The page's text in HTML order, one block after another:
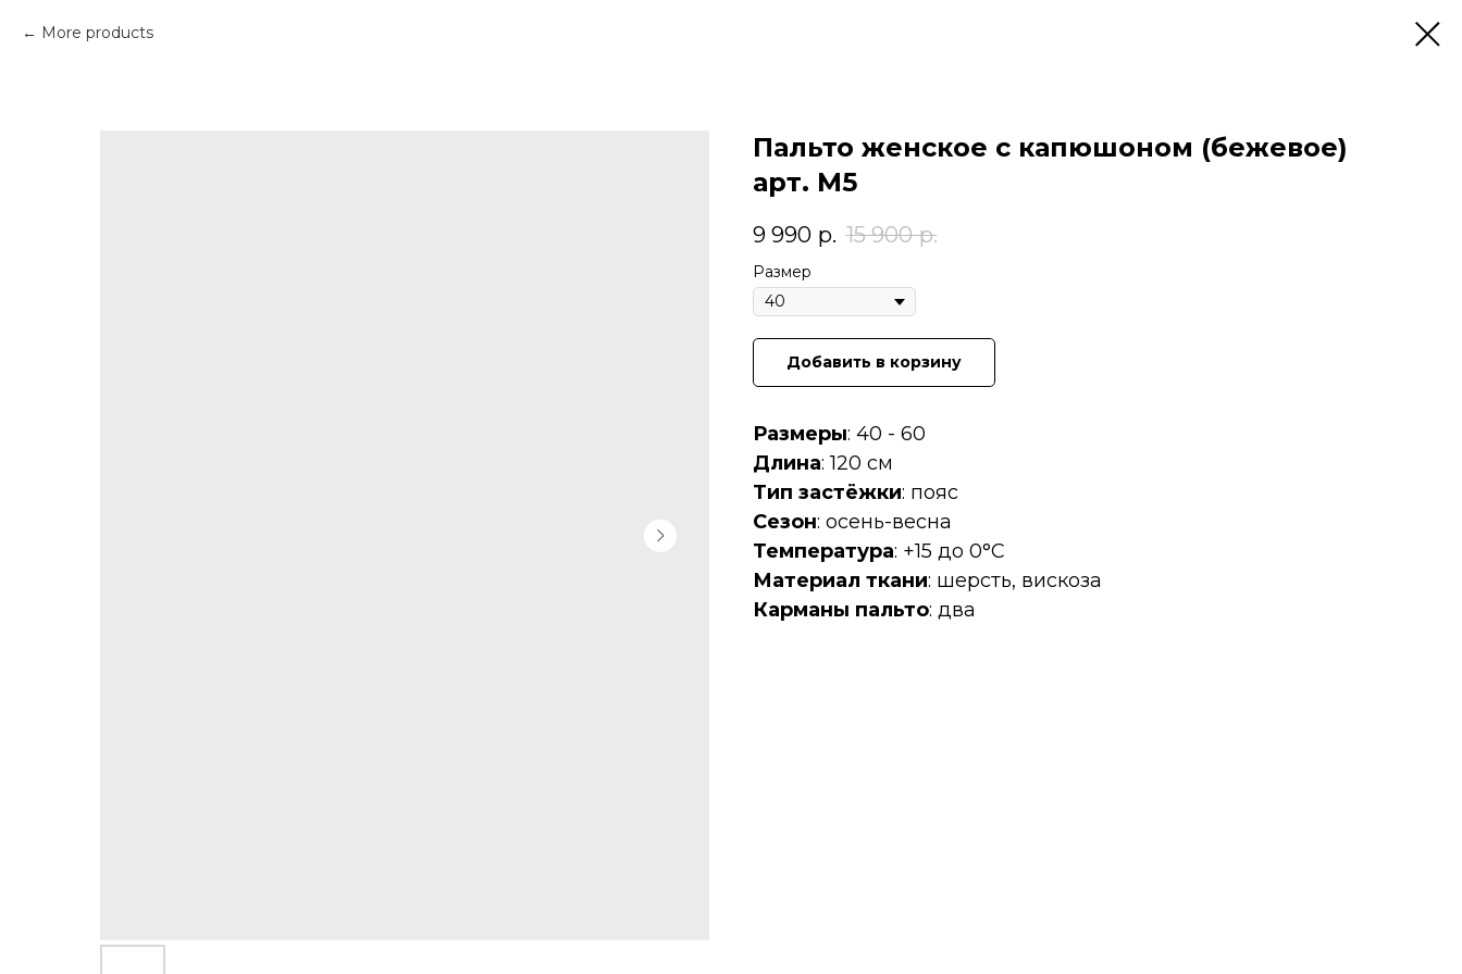
More products
Пальто женское с капюшоном (бежевое)
арт. M5
9 990 р. 15 900 р.
Размер
Добавить в корзину
Размеры: 40 - 60
Длина: 120 см
Тип застёжки: пояс
Сезон: осень-весна
Температура: +15 до 0°C
Материал ткани: шерсть, вискоза
Карманы пальто: два